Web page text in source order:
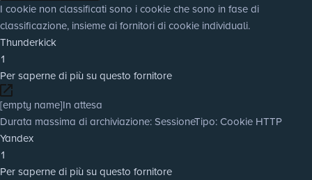
I cookie non classificati sono i cookie che sono in fase di
classificazione, insieme ai fornitori di cookie individuali.
Thunderkick
1
Per saperne di più su questo fornitore
[empty name]In attesa
Durata massima di archiviazione: SessioneTipo: Cookie HTTP
Yandex
1
Per saperne di più su questo fornitore